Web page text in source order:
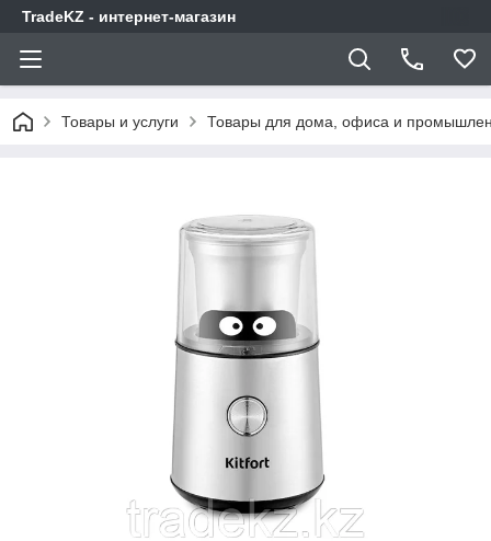
TradeKZ - интернет-магазин
Товары и услуги Товары для дома, офиса и